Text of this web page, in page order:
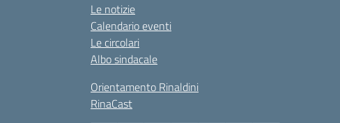
Le notizie
Calendario eventi
Le circolari
Albo sindacale
Orientamento Rinaldini
RinaCast